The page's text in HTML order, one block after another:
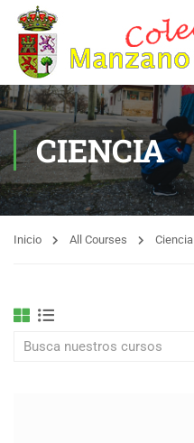
CIENCIA
Inicio All Courses Ciencia